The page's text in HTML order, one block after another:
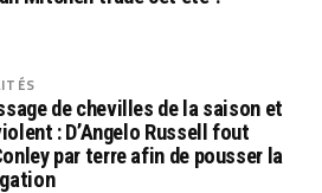
de chevilles de la saison et
: D’Angelo Russell fout
par terre afin de pousser la